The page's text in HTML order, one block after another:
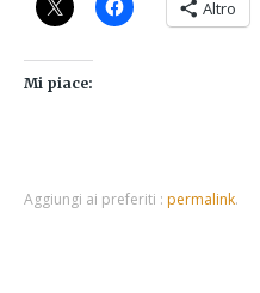
Altro
Mi piace:
Aggiungi ai preferiti : permalink.